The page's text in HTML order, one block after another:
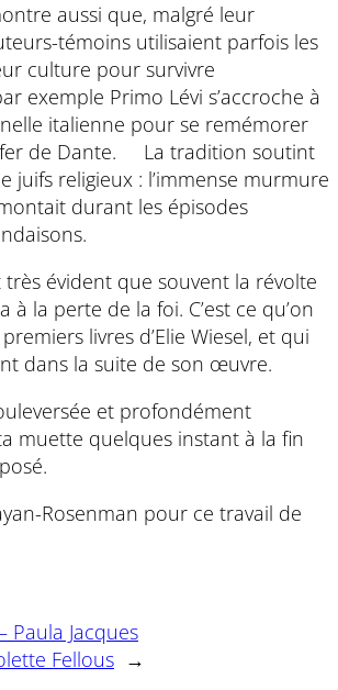
aussi que, malgré leur
témoins utilisaient parfois les
culture pour survivre
exemple Primo Lévi s’accroche à
italienne pour se remémorer
de Dante. La tradition soutint
juifs religieux : l’immense murmure
durant les épisodes
très évident que souvent la révolte
à la perte de la foi. C’est ce qu’on
livres d’Elie Wiesel, et qui
dans la suite de son œuvre.
et profondément
muette quelques instant à la fin
Rosenman pour ce travail de
Paula Jacques
Fellous →